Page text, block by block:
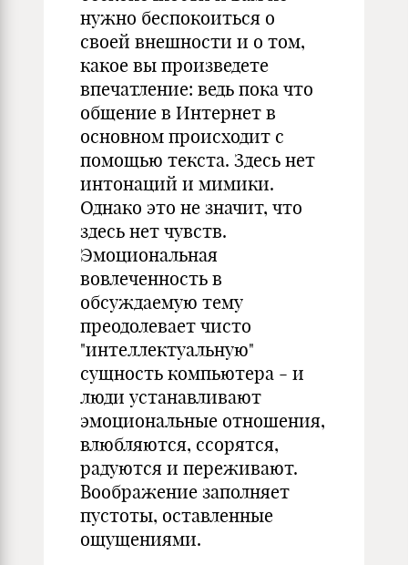
нужно беспокоиться о
своей внешности и о том,
какое вы произведете
впечатление: ведь пока что
общение в Интернет в
основном происходит с
помощью текста. Здесь нет
интонаций и мимики.
Однако это не значит, что
здесь нет чувств.
Эмоциональная
вовлеченность в
обсуждаемую тему
преодолевает чисто
"интеллектуальную"
сущность компьютера - и
люди устанавливают
эмоциональные отношения,
влюбляются, ссорятся,
радуются и переживают.
Воображение заполняет
пустоты, оставленные
ощущениями.